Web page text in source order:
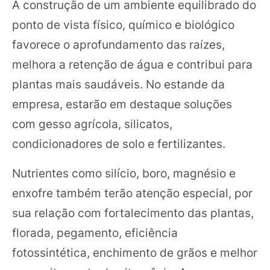
A construção de um ambiente equilibrado do
ponto de vista físico, químico e biológico
favorece o aprofundamento das raízes,
melhora a retenção de água e contribui para
plantas mais saudáveis. No estande da
empresa, estarão em destaque soluções
com gesso agrícola, silicatos,
condicionadores de solo e fertilizantes.
Nutrientes como silício, boro, magnésio e
enxofre também terão atenção especial, por
sua relação com fortalecimento das plantas,
florada, pegamento, eficiência
fotossintética, enchimento de grãos e melhor